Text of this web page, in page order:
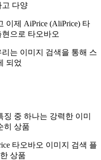
고 다양
이제 AiPrice (AliPrice) 타
으로 타오바오
는 이미지 검색을 통해 스
되었
중 하나는 강력한 이미
히 상품
타오바오 이미지 검색 플
상품